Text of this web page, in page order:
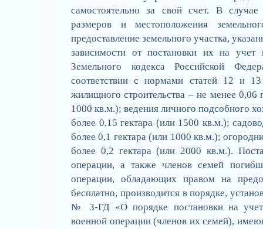
самостоятельно за свой счет. В случае
размеров и местоположения
предоставление земельного участка,
зависимости от постановки их на учет
Земельного кодекса Российской
соответствии с нормами статей 12 и
жилищного строительства – не менее 0,06
1000 кв.м.); ведения личного подсобного
более 0,15 гектара (или 1500 кв.м.);
более 0,1 гектара (или 1000 кв.м.);
более 0,2 гектара (или 2000 кв.м.).
операции, а также членов семей
операции, обладающих правом на
бесплатно, производится в порядке,
№ 3-ГД «О порядке постановки на учет
военной операции (членов их семей),